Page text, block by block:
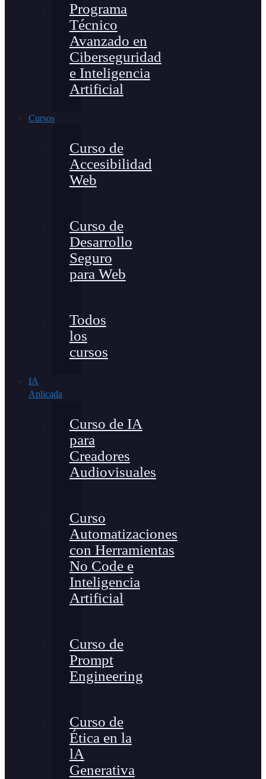
Programa
Técnico
Avanzado en
Ciberseguridad
e Inteligencia
Artificial
Cursos
Curso de
Accesibilidad
Web
Curso de
Desarrollo
Seguro
para Web
Todos
los
cursos
IA
Aplicada
Curso de IA
para
Creadores
Audiovisuales
Curso
Automatizaciones
con Herramientas
No Code e
Inteligencia
Artificial
Curso de
Prompt
Engineering
Curso de
Ética en la
lA
Generativa